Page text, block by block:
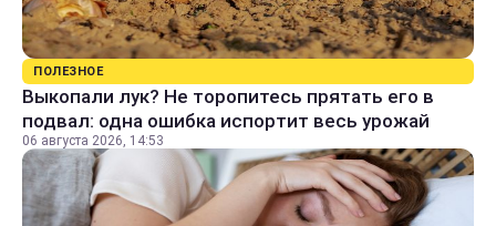
ПОЛЕЗНОЕ
Выкопали лук? Не торопитесь прятать его в
подвал: одна ошибка испортит весь урожай
06 августа 2026, 14:53